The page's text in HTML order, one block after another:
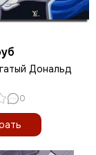
Дональд
0